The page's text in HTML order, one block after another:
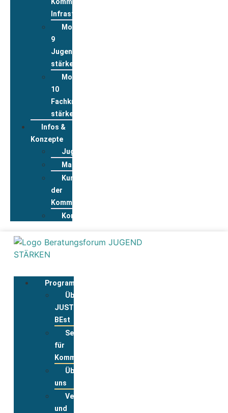
Infrastrukturen
Modul
9
Jugend
stärken
Modul
10
Fachkräfte
stärken
Infos &
Konzepte
Jugendwohnkonzepte
Materialpool
Kurzportraits
der
Kommunen
Kontakt
Programmbegleitung
Über
JUST
BEst
Service
für
Kommunen
Über
uns
Veranstaltungsanmeldung
und